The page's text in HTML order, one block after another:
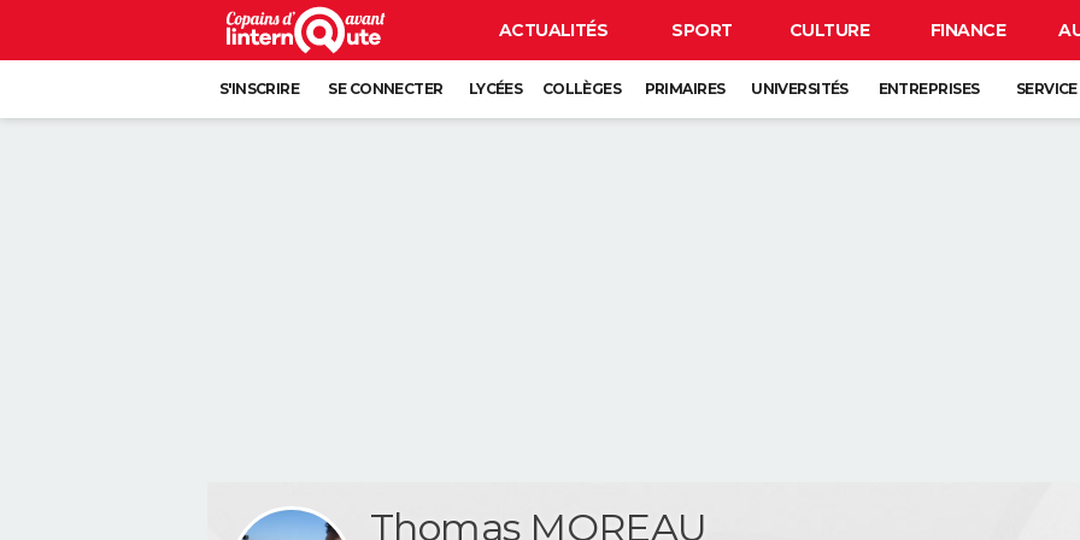
ACTUALITÉS SPORT CULTURE FINANCE
S'INSCRIRE SE CONNECTER LYCÉES COLLÈGES PRIMAIRES UNIVERSITÉS ENTREPRISES
Thomas MOREAU